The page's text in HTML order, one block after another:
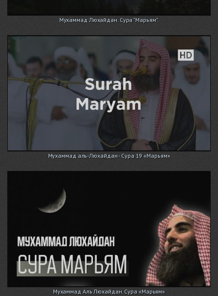
Мухаммад Люхайдан. Сура "Марьям".
Мухаммад аль-Люхайдан - Сура 19 «Марьям»
Мухаммад Аль Люхайдан. Сура «Марьям»